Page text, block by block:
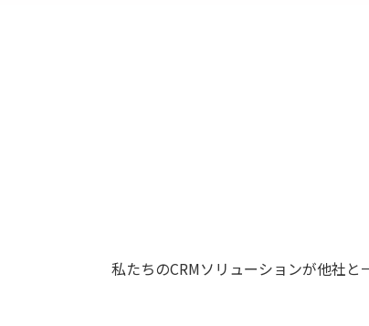
私たちのCRMソリューションが他社